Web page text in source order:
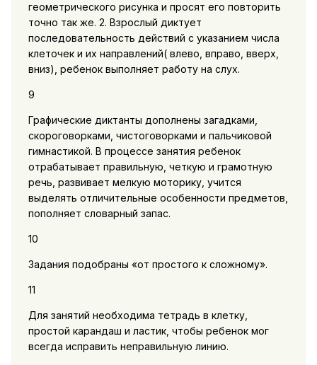
геометрического рисунка и просят его повторить
точно так же. 2. Взрослый диктует
последовательность действий с указанием числа
клеточек и их направлений( влево, вправо, вверх,
вниз), ребенок выполняет работу на слух.
9
Графические диктанты дополнены загадками,
скороговорками, чистоговорками и пальчиковой
гимнастикой. В процессе занятия ребенок
отрабатывает правильную, четкую и грамотную
речь, развивает мелкую моторику, учится
выделять отличительные особенности предметов,
пополняет словарный запас.
10
Задания подобраны «от простого к сложному».
11
Для занятий необходима тетрадь в клетку,
простой карандаш и ластик, чтобы ребенок мог
всегда исправить неправильную линию.